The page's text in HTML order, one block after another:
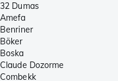
32 Dumas
Amefa
Benriner
Böker
Boska
Claude Dozorme
Combekk